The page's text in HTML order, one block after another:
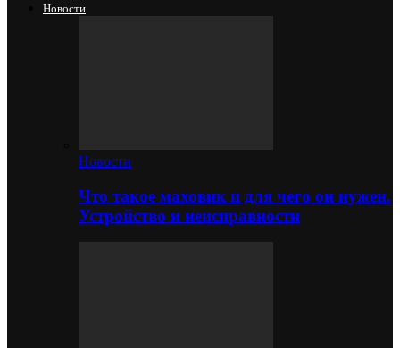
Новости
Новости
Что такое маховик и для чего он нужен.
Устройство и неисправности